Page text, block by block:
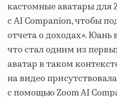
кастомные аватары для
с AI Companion, чтобы
отчета о доходах». Юань
что стал одним из
аватар в таком
на видео
с помощью Zoom AI